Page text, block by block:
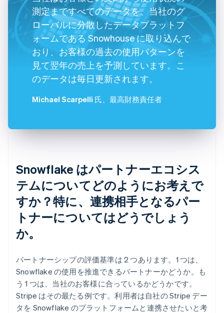
測定まですべてのデータを、当社のグ
ローバルに分散したデータプラットフ
ォームである Snowhouse に取り込んで
おり、お客様の過去の使用パターンを
見て翌年の売上を予測しています。こ
のデータは毎日更新されます。
Michael Scarpelli 氏 、最高財務責任者
Snowflake はパートナーエコシス
テムについてどのようにお考えで
すか？特に、連携相手となるパー
トナーについてはどうでしょう
か。
パートナーシップの評価基準は 2 つあります。1 つは、
Snowflake の使用を推進できるパートナーかどうか。も
う 1 つは、当社のお客様に合っているかどうかです。
Stripe はその最たる例です。利用者は自社の Stripe デー
タを Snowflake のプラットフォームと連携させたいと考